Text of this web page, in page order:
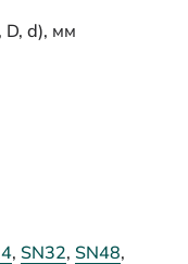
d), мм
, SN32, SN48,